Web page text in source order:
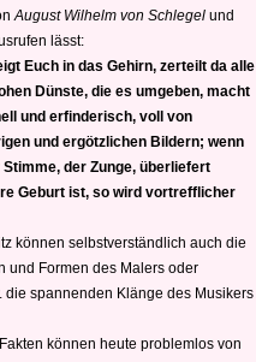
August Wilhelm von Schlegel und
lässt:
Euch in das Gehirn, zerteilt da alle
Dünste, die es umgeben, macht
und erfinderisch, voll von
und ergötzlichen Bildern; wenn
der Zunge, überliefert
Geburt ist, so wird vortrefflicher
können selbstverständlich auch die
und Formen des Malers oder
die spannenden Klänge des Musikers
können heute problemlos von